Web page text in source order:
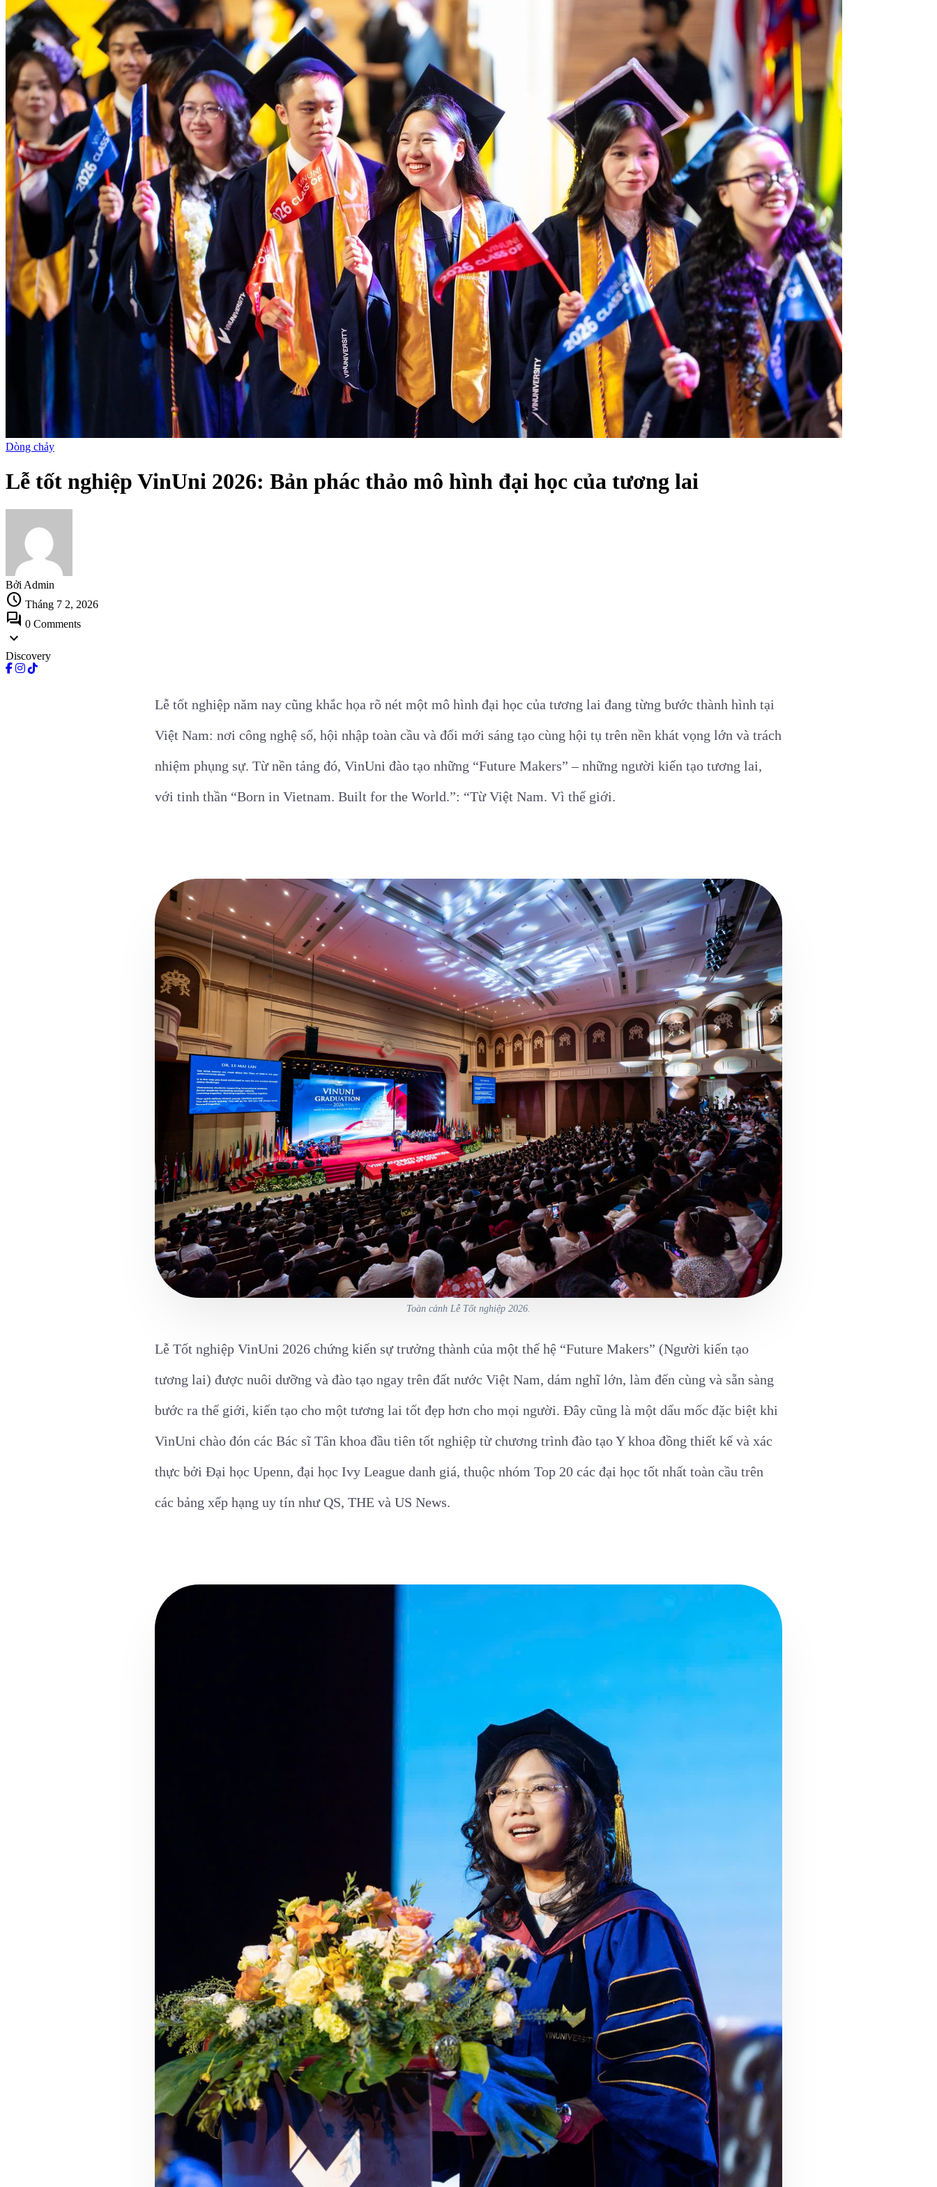
Dòng chảy
Lễ tốt nghiệp VinUni 2026: Bản phác thảo mô hình đại học của tương lai
Bởi Admin
schedule Tháng 7 2, 2026
forum 0 Comments
expand_more
Discovery
Lễ tốt nghiệp năm nay cũng khắc họa rõ nét một mô hình đại học của tương lai đang từng bước thành hình tại
Việt Nam: nơi công nghệ số, hội nhập toàn cầu và đổi mới sáng tạo cùng hội tụ trên nền khát vọng lớn và trách
nhiệm phụng sự. Từ nền tảng đó, VinUni đào tạo những “Future Makers” – những người kiến tạo tương lai,
với tinh thần “Born in Vietnam. Built for the World.”: “Từ Việt Nam. Vì thế giới.
Toàn cảnh Lễ Tốt nghiệp 2026.
Lễ Tốt nghiệp VinUni 2026 chứng kiến sự trưởng thành của một thế hệ “Future Makers” (Người kiến tạo
tương lai) được nuôi dưỡng và đào tạo ngay trên đất nước Việt Nam, dám nghĩ lớn, làm đến cùng và sẵn sàng
bước ra thế giới, kiến tạo cho một tương lai tốt đẹp hơn cho mọi người. Đây cũng là một dấu mốc đặc biệt khi
VinUni chào đón các Bác sĩ Tân khoa đầu tiên tốt nghiệp từ chương trình đào tạo Y khoa đồng thiết kế và xác
thực bởi Đại học Upenn, đại học Ivy League danh giá, thuộc nhóm Top 20 các đại học tốt nhất toàn cầu trên
các bảng xếp hạng uy tín như QS, THE và US News.